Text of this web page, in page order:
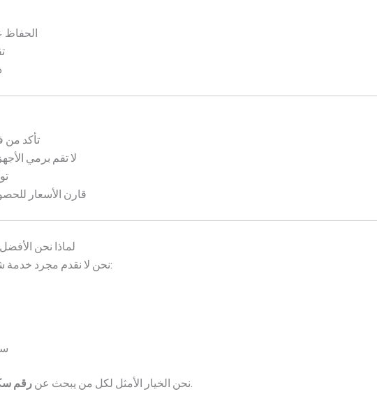
الحفاظ
تأكد من
لا تقم برمي
قارن الأسعار
لماذا نحن
نحن لا نقدم مجرد خدمة شراء، بل نقدم تجربة متكاملة:
نحن الخيار الأمثل لكل من يبحث عنرقم موثوق وسريع.